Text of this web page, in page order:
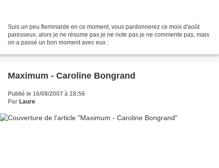
Suis un peu flemmarde en ce moment, vous pardonnerez ce mois d'août
paresseux, alors je ne résume pas je ne note pas je ne commente pas, mais
on a passé un bon moment avec eux :
Maximum - Caroline Bongrand
Publié le 16/08/2007 à 18:56
Par Laure